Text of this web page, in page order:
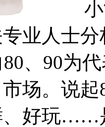
小酒
业人士
、90为
场。说
、好玩……